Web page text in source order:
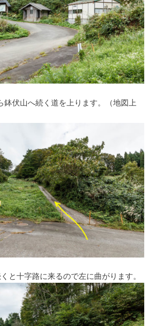
鉢伏山へ続く道を上ります。（地図上
と十字路に来るので左に曲がります。